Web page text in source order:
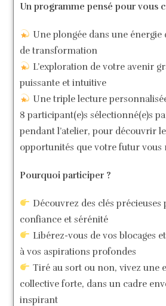
Un programme pensé pour vous
Une plongée dans une énergie
de transformation
L’exploration de votre avenir
puissante et intuitive
Une triple lecture
8 participant(e)s sélectionné(e)s
pendant l’atelier, pour découvrir
opportunités que votre futur vous
Pourquoi participer ?
Découvrez des clés précieuses
confiance et sérénité
Libérez-vous de vos blocages
à vos aspirations profondes
Tiré au sort ou non, vivez une
collective forte, dans un cadre
inspirant